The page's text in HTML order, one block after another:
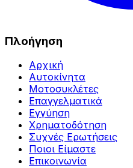
Πλοήγηση
Αρχική
Αυτοκίνητα
Μοτοσυκλέτες
Επαγγελματικά
Εγγύηση
Χρηματοδότηση
Συχνές Ερωτήσεις
Ποιοι Είμαστε
Επικοινωνία